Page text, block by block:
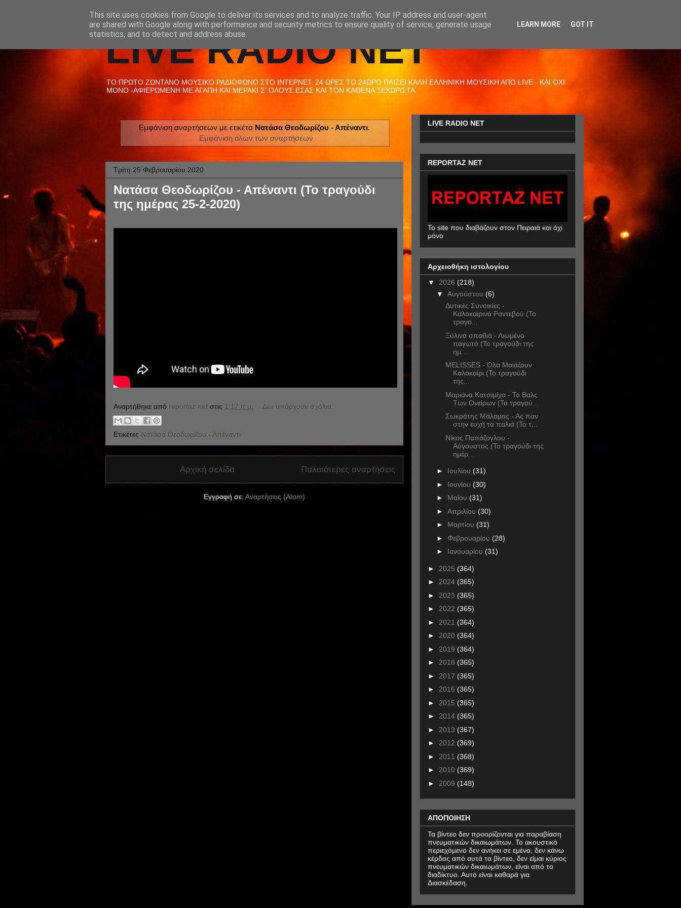
LIVE RADIO NET
ΤΟ ΠΡΩΤΟ ΖΩΝΤΑΝΟ ΜΟΥΣΙΚΟ ΡΑΔΙΟΦΩΝΟ ΣΤΟ ΙΝΤΕΡΝΕΤ. 24 ΩΡΕΣ ΤΟ 24ΩΡΟ ΠΑΙΖΕΙ ΚΑΛΗ ΕΛΛΗΝΙΚΗ ΜΟΥΣΙΚΗ ΑΠΟ LIVE - ΚΑΙ ΟΧΙ
ΜΟΝΟ -ΑΦΙΕΡΩΜΕΝΗ ΜΕ ΑΓΑΠΗ ΚΑΙ ΜΕΡΑΚΙ Σ' ΟΛΟΥΣ ΕΣΑΣ ΚΑΙ ΤΟΝ ΚΑΘΕΝΑ ΞΕΧΩΡΙΣΤΑ.
Εμφάνιση αναρτήσεων με ετικέτα Νατάσα Θεοδωρίζου - Απέναντι.
Εμφάνιση όλων των αναρτήσεων
Τρίτη 25 Φεβρουαρίου 2020
Νατάσα Θεοδωρίζου - Απέναντι (Το τραγούδι
της ημέρας 25-2-2020)
Αναρτήθηκε από reportaz net στις 1:17 π.μ. Δεν υπάρχουν σχόλια:
Ετικέτες Νατάσα Θεοδωρίζου - Απέναντι
Παλαιότερες αναρτήσεις
Αρχική σελίδα
Εγγραφή σε: Αναρτήσεις (Atom)
LIVE RADIO NET
REPORTAZ NET
To site που διαβάζουν στον Πειραιά και όχι
μόνο
Αρχειοθήκη ιστολογίου
▼ 2026 (218)
▼ Αυγούστου (6)
Δυτικές Συνοικίες -
Καλοκαιρινά Ραντεβού (Το
τραγο...
Ξύλινα σπαθιά - Λιωμένο
παγωτό (Το τραγούδι της
ημ...
MELISSES - Όλα Μοιάζουν
Καλοκαίρι (Το τραγούδι
της...
Μαριάνα Κατσιμίχα - Το Βαλς
Των Ονείρων (Το τραγού...
Σωκράτης Μάλαμας - Ας παν
στην ευχή τα παλιά (Το τ...
Νίκος Παπάζογλου -
Αύγουστος (Το τραγούδι της
ημέρ...
► Ιουλίου (31)
► Ιουνίου (30)
► Μαΐου (31)
► Απριλίου (30)
► Μαρτίου (31)
► Φεβρουαρίου (28)
► Ιανουαρίου (31)
► 2025 (364)
► 2024 (365)
► 2023 (365)
► 2022 (365)
► 2021 (364)
► 2020 (364)
► 2019 (364)
► 2018 (365)
► 2017 (365)
► 2016 (365)
► 2015 (365)
► 2014 (365)
► 2013 (367)
► 2012 (369)
► 2011 (368)
► 2010 (369)
► 2009 (148)
ΑΠΟΠΟΙΗΣΗ
Τα βίντεο δεν προορίζονται για παραβίαση
πνευματικών δικαιωμάτων. Το ακουστικό
περιεχόμενο δεν ανήκει σε εμένα, δεν κάνω
κέρδος από αυτά τα βίντεο, δεν είμαι κύριος
πνευματικών δικαιωμάτων, είναι από το
διαδίκτυο. Αυτό είναι καθαρά για
Διασκέδαση.
This site uses cookies from Google to deliver its services and to analyze traffic. Your IP address and user-agent
are shared with Google along with performance and security metrics to ensure quality of service, generate usage
statistics, and to detect and address abuse.
LEARN MORE GOT IT